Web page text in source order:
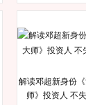
解读邓超新身份
师》投资人 不